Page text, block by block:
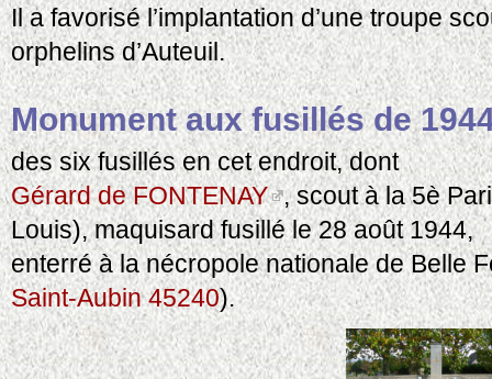
Il a favorisé l’implantation d’une troupe
orphelins d’Auteuil.
Monument aux fusillés de
des six fusillés en cet endroit, dont
Gérard de FONTENAY , scout à la 5è
Louis), maquisard fusillé le 28 août 1944,
enterré à la nécropole nationale de Belle
Saint-Aubin 45240).